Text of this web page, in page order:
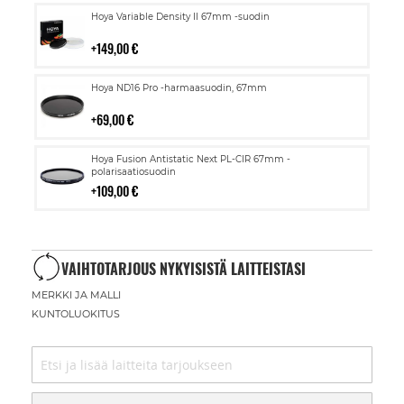
Hoya Variable Density II 67mm -suodin
149,00 €
Lisää
Hoya ND16 Pro -harmaasuodin, 67mm
69,00 €
Lisää
Hoya Fusion Antistatic Next PL-CIR 67mm -
polarisaatiosuodin
109,00 €
Lisää
ostoskoriin
VAIHTOTARJOUS NYKYISISTÄ LAITTEISTASI
MERKKI JA MALLI
KUNTOLUOKITUS